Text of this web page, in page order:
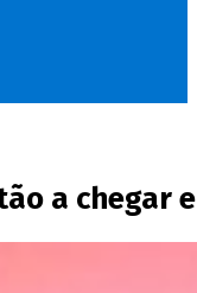
a chegar